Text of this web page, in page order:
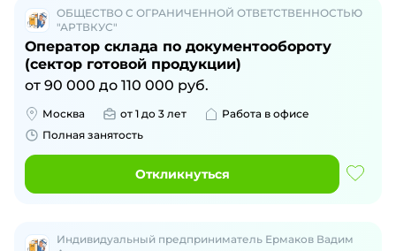
ОБЩЕСТВО С ОГРАНИЧЕННОЙ ОТВЕТСТВЕННОСТЬЮ
"АРТВКУС"
Оператор склада по документообороту
(сектор готовой продукции)
от 90 000 до 110 000 руб.
Москва от 1 до 3 лет
Работа в офисе
Полная занятость
Откликнуться
Индивидуальный предприниматель Ермаков Вадим